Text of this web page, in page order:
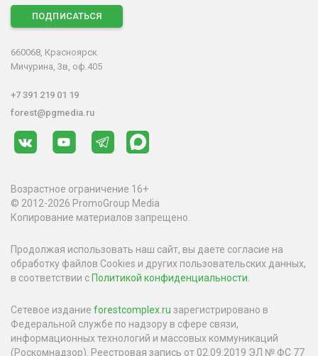
ПОДПИСАТЬСЯ
660068, Красноярск
Мичурина, 3в, оф.405
+7 391 219 01 19
forest@pgmedia.ru
Возрастное ограничение 16+
© 2012-2026 PromoGroup Media
Копирование материалов запрещено.
Продолжая использовать наш сайт, вы даете согласие на
обработку файлов Cookies и других пользовательских данных,
в соответствии с Политикой конфиденциальности
Сетевое издание forestcomplex.ru зарегистрировано в
Федеральной службе по надзору в сфере связи,
информационных технологий и массовых коммуникаций
(Роскомнадзор). Реестровая запись от 02.09.2019 ЭЛ № ФС 77